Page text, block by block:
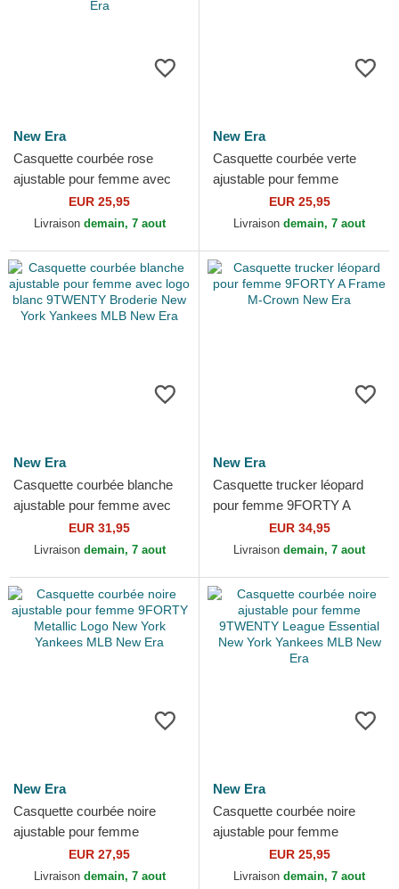
New Era
Casquette courbée rose
ajustable pour femme avec
logo rose 9FORTY League
Essential New York...
EUR 25,95
Livraison demain, 7 aout
New Era
Casquette courbée verte
ajustable pour femme
9FORTY League Essential
New York Yankees MLB New
EUR 25,95
Livraison demain, 7 aout
New Era
Casquette courbée blanche
ajustable pour femme avec
logo blanc 9TWENTY
Broderie New York
EUR 31,95
Livraison demain, 7 aout
New Era
Casquette trucker léopard
pour femme 9FORTY A
Frame M-Crown New Era
EUR 34,95
Livraison demain, 7 aout
New Era
Casquette courbée noire
ajustable pour femme
9FORTY Metallic Logo New
York Yankees MLB New Era
EUR 27,95
Livraison demain, 7 aout
New Era
Casquette courbée noire
ajustable pour femme
9TWENTY League Essential
New York Yankees MLB New
EUR 25,95
Livraison demain, 7 aout